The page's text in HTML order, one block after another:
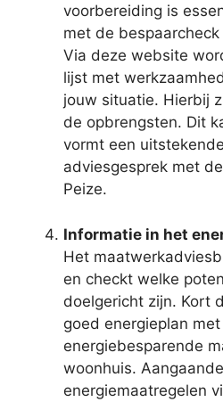
voorbereiding is
met de
Via deze website
lijst met
jouw situatie. Hierbij
de opbrengsten. Dit
vormt een
adviesgesprek met
Peize.
Informatie in het
Het
en checkt welke
doelgericht zijn. Kort
goed energieplan
energiebesparende
woonhuis.
energiemaatregelen